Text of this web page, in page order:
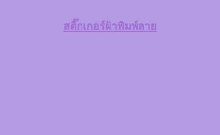
สติ๊กเกอร์ฝ้าพิมพ์ลาย